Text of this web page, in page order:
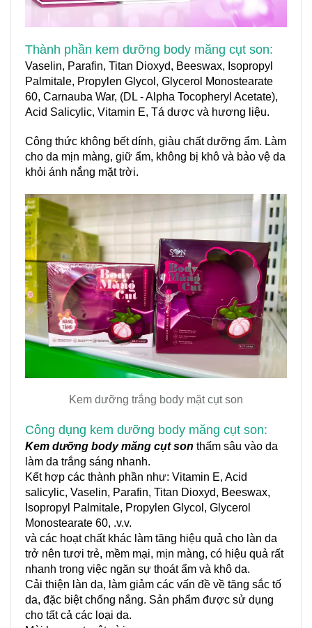
Thành phần kem dưỡng body măng cụt son:
Vaselin, Parafin, Titan Dioxyd, Beeswax, Isopropyl
Palmitale, Propylen Glycol, Glycerol Monostearate
60, Carnauba War, (DL - Alpha Tocopheryl Acetate),
Acid Salicylic, Vitamin E, Tá dược và hương liệu.
Công thức không bết dính, giàu chất dưỡng ẩm. Làm
cho da mịn màng, giữ ẩm, không bị khô và bảo vệ da
khỏi ánh nắng mặt trời.
Kem dưỡng trắng body mặt cụt son
Công dụng kem dưỡng body măng cụt son:
Kem dưỡng body măng cụt son thấm sâu vào da
làm da trắng sáng nhanh.
Kết hợp các thành phần như: Vitamin E, Acid
salicylic, Vaselin, Parafin, Titan Dioxyd, Beeswax,
Isopropyl Palmitale, Propylen Glycol, Glycerol
Monostearate 60, .v.v.
và các hoạt chất khác làm tăng hiệu quả cho làn da
trở nên tươi trẻ, mềm mại, mịn màng, có hiệu quả rất
nhanh trong việc ngăn sự thoát ẩm và khô da.
Cải thiện làn da, làm giảm các vấn đề về tăng sắc tố
da, đặc biệt chống nắng. Sản phẩm được sử dụng
cho tất cả các loại da.